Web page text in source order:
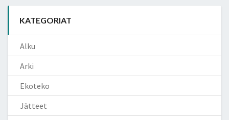
KATEGORIAT
Alku
Arki
Ekoteko
Jätteet